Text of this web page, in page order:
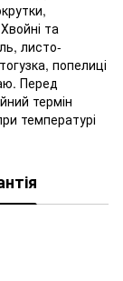
та
листо-
попелиці
Перед
термін
температурі